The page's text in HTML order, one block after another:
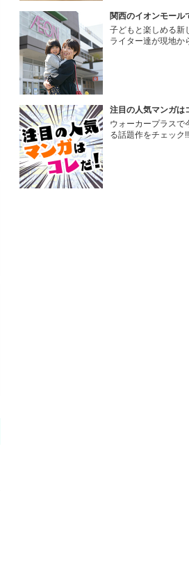
関西のイオンモール
子どもと楽しめる新
ライター達が現地か
注目の人気マンガは
ウォーカープラスで
る話題作をチェック!!